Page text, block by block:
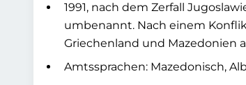
1991, nach dem Zerfall
umbenannt. Nach einem
Griechenland und Mazedonien
Amtssprachen: Mazedonisch,